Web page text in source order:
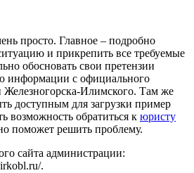
просто. Главное – подробно
и прикрепить все требуемые
обосновать свои претензии
информации с официального
Железногорска-Илимского. Там же
доступным для загрузки пример
возможность обратиться к юристу
поможет решить проблему.
сайта администрации:
.